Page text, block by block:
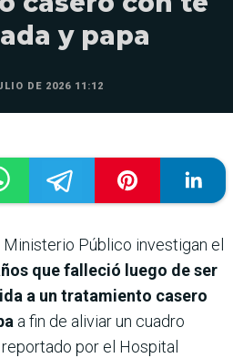
y papa
DE 2026 11:12
Público investigan el
que falleció luego de ser
a un tratamiento casero
a fin de aliviar un cuadro
por el Hospital